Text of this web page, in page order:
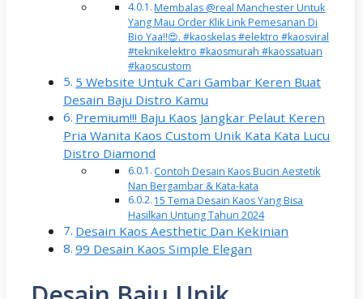
Membalas @real Manchester Untuk
Yang Mau Order Klik Link Pemesanan Di
Bio Yaa!!😍. #kaoskelas #elektro #kaosviral
#teknikelektro #kaosmurah #kaossatuan
#kaoscustom
5 Website Untuk Cari Gambar Keren Buat
Desain Baju Distro Kamu
Premium!!! Baju Kaos Jangkar Pelaut Keren
Pria Wanita Kaos Custom Unik Kata Kata Lucu
Distro Diamond
Contoh Desain Kaos Bucin Aestetik
Nan Bergambar & Kata-kata
15 Tema Desain Kaos Yang Bisa
Hasilkan Untung Tahun 2024
Desain Kaos Aesthetic Dan Kekinian
99 Desain Kaos Simple Elegan